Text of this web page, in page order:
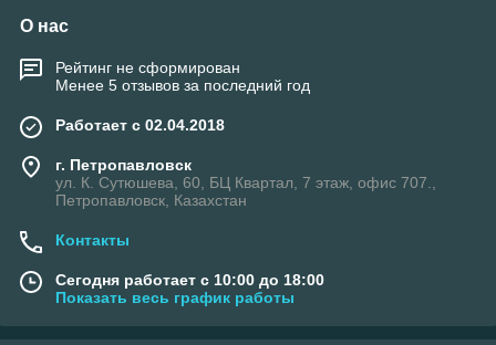
О нас
Рейтинг не сформирован
Менее 5 отзывов за последний год
Работает с 02.04.2018
г. Петропавловск
ул. К. Сутюшева, 60, БЦ Квартал, 7 этаж, офис 707.,
Петропавловск, Казахстан
Контакты
Сегодня работает с 10:00 до 18:00
Показать весь график работы